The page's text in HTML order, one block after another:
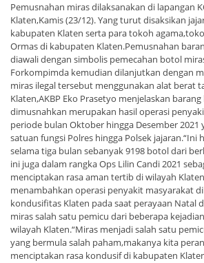
Pemusnahan miras dilaksanakan di lapangan
Klaten,Kamis (23/12). Yang turut disaksikan
kabupaten Klaten serta para tokoh
Ormas di kabupaten Klaten.Pemusnahan
diawali dengan simbolis pemecahan botol
Forkompimda kemudian dilanjutkan dengan
miras ilegal tersebut menggunakan alat berat
Klaten,AKBP Eko Prasetyo menjelaskan
dimusnahkan merupakan hasil operasi
periode bulan Oktober hingga Desember 2021
satuan fungsi Polres hingga Polsek jajaran.“Ini
selama tiga bulan sebanyak 9198 botol dari
ini juga dalam rangka Ops Lilin Candi 2021
menciptakan rasa aman tertib di wilayah
menambahkan operasi penyakit masyarakat
kondusifitas Klaten pada saat perayaan Natal
miras salah satu pemicu dari beberapa
wilayah Klaten.“Miras menjadi salah satu
yang bermula salah paham,makanya kita
menciptakan rasa kondusif di kabupaten